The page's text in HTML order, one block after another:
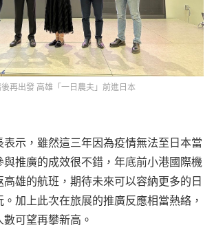
再出發 高雄「一日農夫」前進日本
表示，雖然這三年因為疫情無法至日本當
推廣的成效很不錯，年底前小港國際機
雄的航班，期待未來可以容納更多的日
加上此次在旅展的推廣反應相當熱絡，
可望再攀新高。